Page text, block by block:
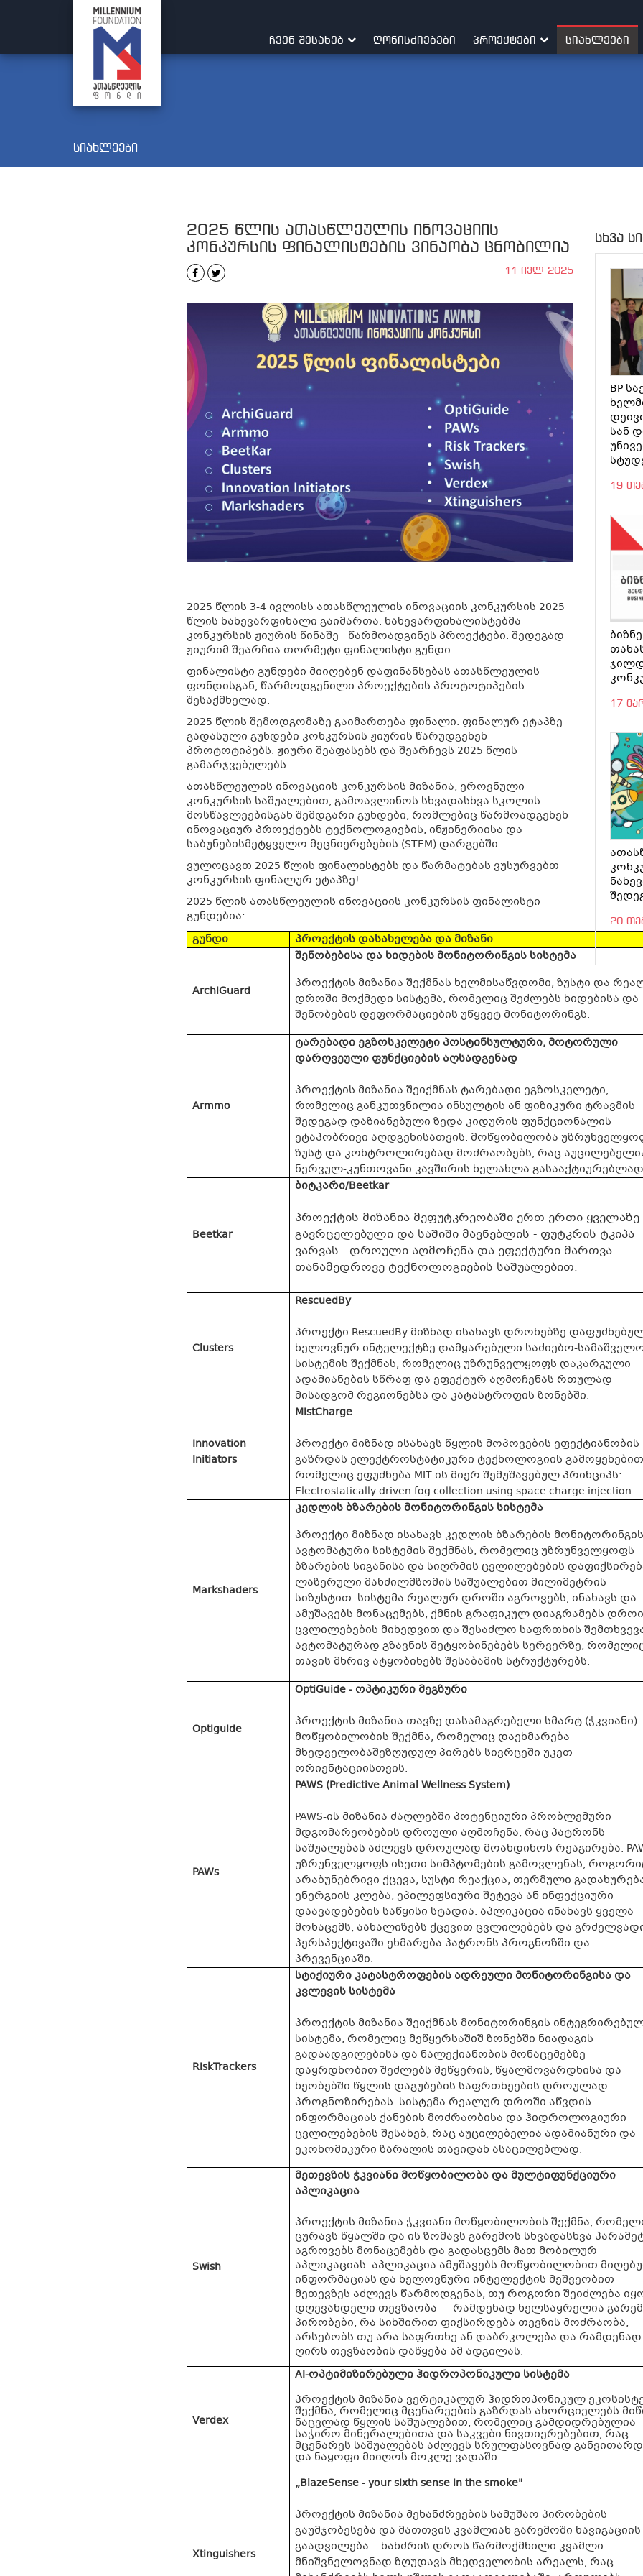
ᲩᲕᲔᲜ ᲨᲔᲡᲐᲮᲔᲑ ᲦᲝᲜᲘᲡᲫᲘᲔᲑᲔᲑᲘ ᲞᲠᲝᲔᲥᲢᲔᲑᲘ ᲡᲘᲐᲮᲚᲔᲔᲑᲘ
სიახლეები
2025 წლის ათასწლეულის ინოვაციის
კონკურსის ფინალისტების ვინაობა ცნობილია
11 ივლ 2025
2025 წლის 3-4 ივლისს ათასწლეულის ინოვაციის კონკურსის 2025
წლის ნახევარფინალი გაიმართა. ნახევარფინალისტებმა
კონკურსის ჟიურის წინაშე
წარმოადგინეს პროექტები. შედეგად
ჟიურიმ შეარჩია თორმეტი ფინალისტი გუნდი.
ფინალისტი გუნდები მიიღებენ დაფინანსებას ათასწლეულის
ფონდისგან, წარმოდგენილი პროექტების პროტოტიპების
შესაქმნელად.
2025 წლის შემოდგომაზე გაიმართება ფინალი. ფინალურ ეტაპზე
გადასული გუნდები კონკურსის ჟიურის წარუდგენენ
პროტოტიპებს. ჟიური შეაფასებს და შეარჩევს 2025 წლის
გამარჯვებულებს.
ათასწლეულის ინოვაციის კონკურსის მიზანია, ეროვნული
კონკურსის საშუალებით, გამოავლინოს სხვადასხვა სკოლის
მოსწავლეებისგან შემდგარი გუნდები, რომლებიც წარმოადგენენ
ინოვაციურ პროექტებს ტექნოლოგიების, ინჟინერიისა და
საბუნებისმეტყველო მეცნიერებების (STEM) დარგებში.
ვულოცავთ 2025 წლის ფინალისტებს და წარმატებას ვუსურვებთ
კონკურსის ფინალურ ეტაპზე!
2025 წლის ათასწლეულის ინოვაციის კონკურსის ფინალისტი
გუნდებია:
გუნდი
პროექტის დასახელება და მიზანი
ArchiGuard
შენობებისა და ხიდების მონიტორინგის სისტემა
პროექტის მიზანია შექმნას ხელმისაწვდომი, ზუსტი და
დროში მოქმედი სისტემა, რომელიც შეძლებს ხიდებისა და
შენობების დეფორმაციების უწყვეტ მონიტორინგს.
Armmo
ტარებადი ეგზოსკელეტი პოსტინსულტური, მოტორული
დარღვეული ფუნქციების აღსადგენად
პროექტის მიზანია შეიქმნას ტარებადი ეგზოსკელეტი,
რომელიც განკუთვნილია ინსულტის ან ფიზიკური ტრავმის
შედეგად დაზიანებული ზედა კიდურის ფუნქციონალის
ეტაპობრივი აღდგენისათვის. მოწყობილობა
ზუსტ და კონტროლირებად მოძრაობებს, რაც
ნერვულ-კუნთოვანი კავშირის ხელახლა
Beetkar
ბიტკარი/Beetkar
პროექტის მიზანია მეფუტკრეობაში ერთ-ერთი ყველაზე
გავრცელებული და საშიში მავნებლის - ფუტკრის ტკიპა
ვარვას - დროული აღმოჩენა და ეფექტური მართვა
თანამედროვე ტექნოლოგიების საშუალებით.
Clusters
RescuedBy
პროექტი RescuedBy მიზნად ისახავს დრონებზე
ხელოვნურ ინტელექტზე დამყარებული საძიებო-
სისტემის შექმნას, რომელიც უზრუნველყოფს დაკარგული
ადამიანების სწრაფ და ეფექტურ აღმოჩენას რთულად
მისადგომ რეგიონებსა და კატასტროფის ზონებში.
Innovation
Initiators
MistCharge
პროექტი მიზნად ისახავს წყლის მოპოვების ეფექტიანობის
გაზრდას ელექტროსტატიკური ტექნოლოგიის
რომელიც ეფუძნება MIT-ის მიერ შემუშავებულ პრინციპს:
Electrostatically driven fog collection using space charge injection.
Markshaders
კედლის ბზარების მონიტორინგის სისტემა
პროექტი მიზნად ისახავს კედლის ბზარების მონიტორინგის
ავტომატური სისტემის შექმნას, რომელიც უზრუნველყოფს
ბზარების სიგანისა და სიღრმის ცვლილებების
ლაზერული მანძილმზომის საშუალებით მილიმეტრის
სიზუსტით. სისტემა რეალურ დროში აგროვებს, ინახავს და
ამუშავებს მონაცემებს, ქმნის გრაფიკულ დიაგრამებს
ცვლილებების მიხედვით და შესაძლო საფრთხის
ავტომატურად გზავნის შეტყობინებებს სერვერზე,
თავის მხრივ ატყობინებს შესაბამის სტრუქტურებს.
Optiguide
OptiGuide - ოპტიკური მეგზური
პროექტის მიზანია თავზე დასამაგრებელი სმარტ (ჭკვიანი)
მოწყობილობის შექმნა, რომელიც დაეხმარება
მხედველობაშეზღუდულ პირებს სივრცეში უკეთ
ორიენტაციისთვის.
PAWs
PAWS (Predictive Animal Wellness System)
PAWS-ის მიზანია ძაღლებში პოტენციური პრობლემური
მდგომარეობების დროული აღმოჩენა, რაც პატრონს
საშუალებას აძლევს დროულად მოახდინოს რეაგირება.
უზრუნველყოფს ისეთი სიმპტომების გამოვლენას,
არაბუნებრივი ქცევა, სუსტი რეაქცია, თერმული
ენერგიის კლება, ეპილეფსიური შეტევა ან ინფექციური
დაავადებების საწყისი სტადია. აპლიკაცია ინახავს ყველა
მონაცემს, აანალიზებს ქცევით ცვლილებებს და
პერსპექტივაში ეხმარება პატრონს პროგნოზში და
პრევენციაში.
RiskTrackers
სტიქიური კატასტროფების ადრეული მონიტორინგისა და
კვლევის სისტემა
პროექტის მიზანია შეიქმნას მონიტორინგის
სისტემა, რომელიც მეწყერსაშიშ ზონებში ნიადაგის
გადაადგილებისა და ნალექიანობის მონაცემებზე
დაყრდნობით შეძლებს მეწყერის, წყალმოვარდნისა და
ხეობებში წყლის დაგუბების საფრთხეების დროულად
პროგნოზირებას. სისტემა რეალურ დროში აწვდის
ინფორმაციას ქანების მოძრაობისა და ჰიდროლოგიური
ცვლილებების შესახებ, რაც აუცილებელია ადამიანური და
ეკონომიკური ზარალის თავიდან ასაცილებლად.
Swish
მეთევზის ჭკვიანი მოწყობილობა და მულტიფუნქციური
აპლიკაცია
პროექტის მიზანია ჭკვიანი მოწყობილობის შექმნა,
ცურავს წყალში და ის ზომავს გარემოს სხვადასხვა
აგროვებს მონაცემებს და გადასცემს მათ მობილურ
აპლიკაციას. აპლიკაცია ამუშავებს მოწყობილობით
ინფორმაციას და ხელოვნური ინტელექტის მეშვეობით
მეთევზეს აძლევს წარმოდგენას, თუ როგორი შეიძლება
დღევანდელი თევზაობა — რამდენად ხელსაყრელია
პირობები, რა სიხშირით ფიქსირდება თევზის მოძრაობა,
არსებობს თუ არა საფრთხე ან დაბრკოლება და რამდენად
ღირს თევზაობის დაწყება ამ ადგილას.
Verdex
AI-ოპტიმიზირებული ჰიდროპონიკული სისტემა
პროექტის მიზანია ვერტიკალურ ჰიდროპონიკულ
შექმნა, რომელიც მცენარეების გაზრდას ახორციელებს
ნაცვლად წყლის საშუალებით, რომელიც გამდიდრებულია
საჭირო მინერალებითა და საკვები ნივთიერებებით, რაც
მცენარეს საშუალებას აძლევს სრულფასოვნად
და ნაყოფი მიიღოს მოკლე ვადაში.
Xtinguishers
„BlazeSense - your sixth sense in the smoke"
პროექტის მიზანია მეხანძრეების სამუშაო პირობების
გაუმჯობესება და მათთვის კვამლიან გარემოში ნავიგაციის
გაადვილება.
ხანძრის დროს წარმოქმნილი კვამლი
მნიშვნელოვნად ზღუდავს მხედველობის არეალს, რაც
სხვა
BP
სან
19
17
20